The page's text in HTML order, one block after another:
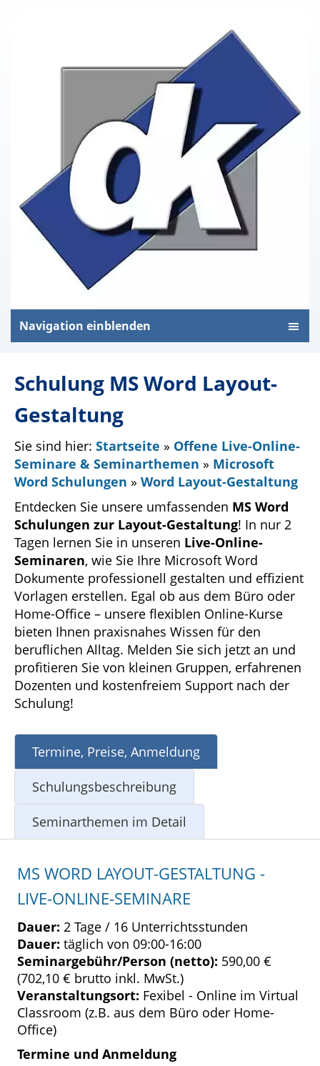
Navigation einblenden
Schulung MS Word Layout-
Gestaltung
Sie sind hier: Startseite » Offene Live-Online-
Seminare & Seminarthemen » Microsoft
Word Schulungen » Word Layout-Gestaltung
Entdecken Sie unsere umfassenden MS Word
Schulungen zur Layout-Gestaltung! In nur 2
Tagen lernen Sie in unseren Live-Online-
Seminaren, wie Sie Ihre Microsoft Word
Dokumente professionell gestalten und effizient
Vorlagen erstellen. Egal ob aus dem Büro oder
Home-Office – unsere flexiblen Online-Kurse
bieten Ihnen praxisnahes Wissen für den
beruflichen Alltag. Melden Sie sich jetzt an und
profitieren Sie von kleinen Gruppen, erfahrenen
Dozenten und kostenfreiem Support nach der
Schulung!
Termine, Preise, Anmeldung
Schulungsbeschreibung
Seminarthemen im Detail
MS WORD LAYOUT-GESTALTUNG -
LIVE-ONLINE-SEMINARE
Dauer: 2 Tage / 16 Unterrichtsstunden
Dauer: täglich von 09:00-16:00
Seminargebühr/Person (netto): 590,00 €
(702,10 € brutto inkl. MwSt.)
Veranstaltungsort: Fexibel - Online im Virtual
Classroom (z.B. aus dem Büro oder Home-
Office)
Termine und Anmeldung